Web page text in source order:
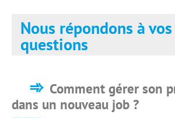
Nous répondons à vos
questions
Comment gérer son
dans un nouveau job ?